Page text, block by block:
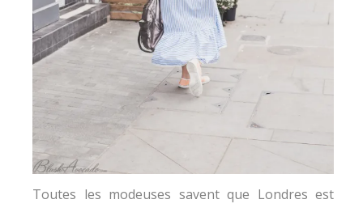
Toutes les modeuses savent que Londres est